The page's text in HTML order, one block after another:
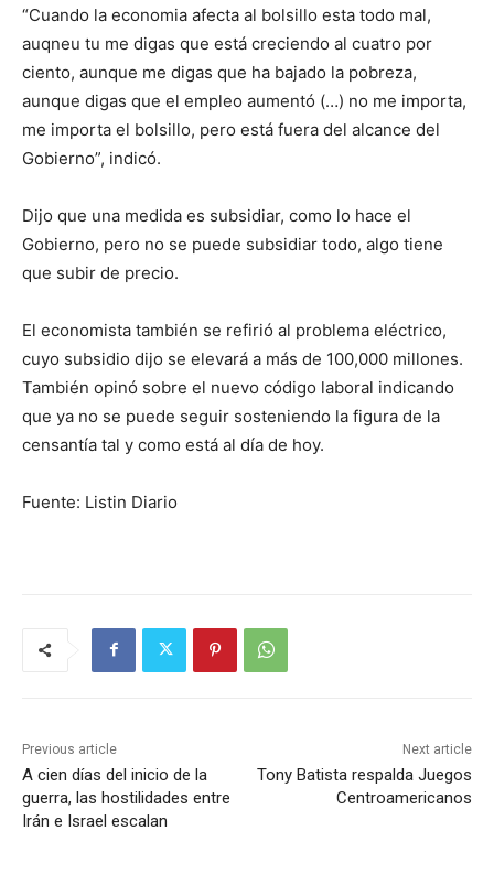
“Cuando la economia afecta al bolsillo esta todo mal,
auqneu tu me digas que está creciendo al cuatro por
ciento, aunque me digas que ha bajado la pobreza,
aunque digas que el empleo aumentó (…) no me importa,
me importa el bolsillo, pero está fuera del alcance del
Gobierno”, indicó.
Dijo que una medida es subsidiar, como lo hace el
Gobierno, pero no se puede subsidiar todo, algo tiene
que subir de precio.
El economista también se refirió al problema eléctrico,
cuyo subsidio dijo se elevará a más de 100,000 millones.
También opinó sobre el nuevo código laboral indicando
que ya no se puede seguir sosteniendo la figura de la
censantía tal y como está al día de hoy.
Fuente: Listin Diario
Previous article
A cien días del inicio de la
guerra, las hostilidades entre
Irán e Israel escalan
Next article
Tony Batista respalda Juegos
Centroamericanos